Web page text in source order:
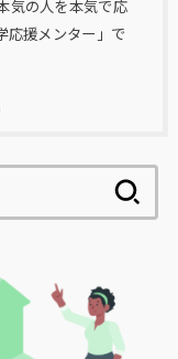
気の人を本気で応
応援メンター」で